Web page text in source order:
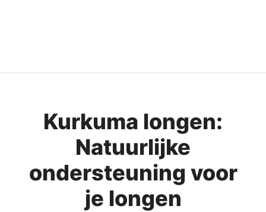
Kurkuma longen:
Natuurlijke
ondersteuning voor
je longen